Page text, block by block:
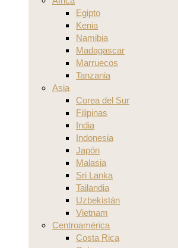
Egipto
Kenia
Namibia
Madagascar
Marruecos
Tanzania
Asia
Corea del Sur
Filipinas
India
Indonesia
Japón
Malasia
Sri Lanka
Tailandia
Uzbekistán
Vietnam
Centroamérica
Costa Rica